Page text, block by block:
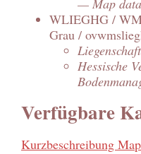
— Map
WLIEGHG /
Grau /
Hessische
Verfügbare
Kurzbeschreibung